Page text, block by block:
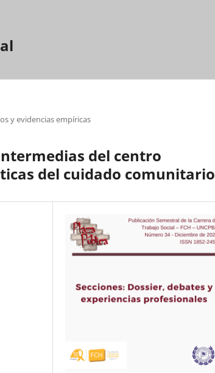
y evidencias empíricas
del centro
del cuidado comunitario